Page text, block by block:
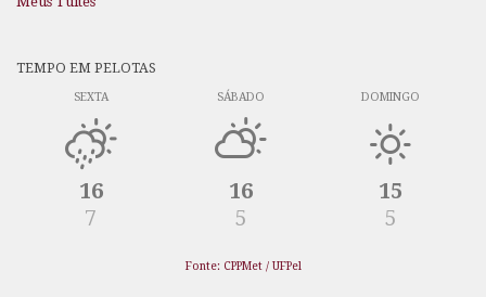
TEMPO EM PELOTAS
SEXTA
16
7
SÁBADO
16
5
DOMINGO
15
5
Fonte: CPPMet / UFPel